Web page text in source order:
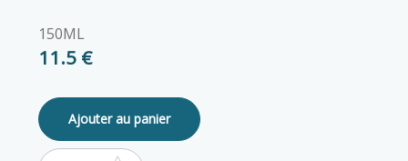
150ML
11.5 €
Ajouter au panier